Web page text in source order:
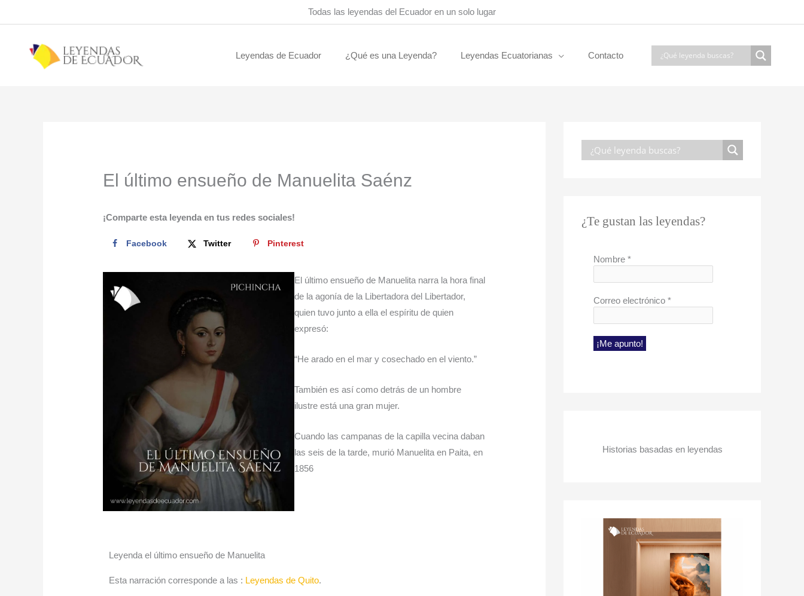
al
Todas las leyendas del Ecuador en un solo lugar
Leyendas de Ecuador ¿Qué es una Leyenda? Leyendas Ecuatorianas Contacto
El último ensueño de Manuelita Saénz
¡Comparte esta leyenda en tus redes sociales!
Facebook Twitter Pinterest
El último ensueño de Manuelita narra la hora final
de la agonía de la Libertadora del Libertador,
quien tuvo junto a ella el espíritu de quien
expresó:
“He arado en el mar y cosechado en el viento.”
También es así como detrás de un hombre
ilustre está una gran mujer.
Cuando las campanas de la capilla vecina daban
las seis de la tarde, murió Manuelita en Paita, en
1856
Leyenda el último ensueño de Manuelita
Esta narración corresponde a las : Leyendas de Quito.
¿Te gustan las leyendas?
Nombre *
Correo electrónico *
Historias basadas en leyendas